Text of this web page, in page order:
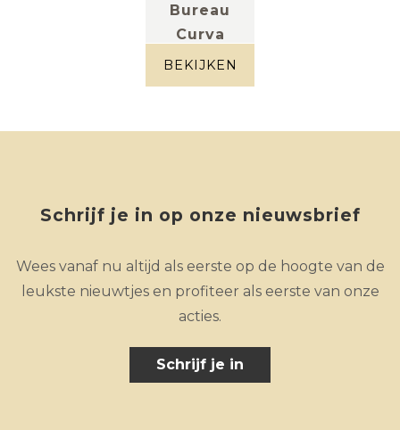
Bureau
Curva
metaal
BEKIJKEN
Schrijf je in op onze nieuwsbrief
Wees vanaf nu altijd als eerste op de hoogte van de
leukste nieuwtjes en profiteer als eerste van onze
acties.
Schrijf je in